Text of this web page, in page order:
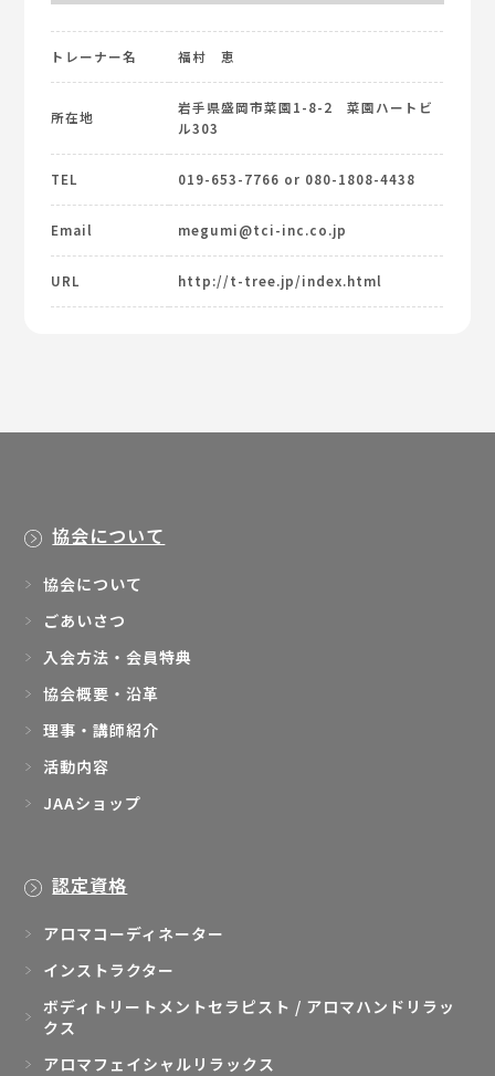
トレーナー名 福村 恵
所在地
岩手県盛岡市菜園1-8-2 菜園ハートビ
ル303
TEL 019-653-7766 or 080-1808-4438
Email megumi@tci-inc.co.jp
URL http://t-tree.jp/index.html
協会について
協会について
ごあいさつ
入会方法・会員特典
協会概要・沿革
理事・講師紹介
活動内容
JAAショップ
認定資格
アロマコーディネーター
インストラクター
ボディトリートメントセラピスト / アロマハンドリラッ
クス
アロマフェイシャルリラックス